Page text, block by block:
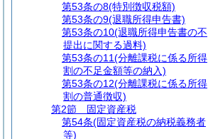
第53条の8(特別徴収税額)
第53条の9(退職所得申告書)
第53条の10(退職所得申告書の不
提出に関する過料)
第53条の11(分離課税に係る所得
割の不足金額等の納入)
第53条の12(分離課税に係る所得
割の普通徴収)
第2節
固定資産税
第54条(固定資産税の納税義務者
等)